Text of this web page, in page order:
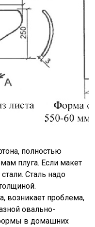
полностью
плуга. Если макет
Сталь надо
возникает проблема,
овально-
в домашних